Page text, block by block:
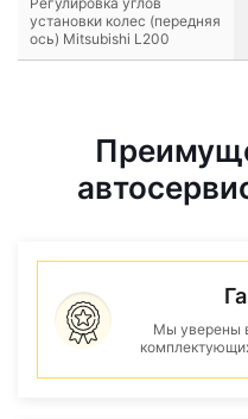
установки колес (передняя
ось) Mitsubishi L200
Мы уверены